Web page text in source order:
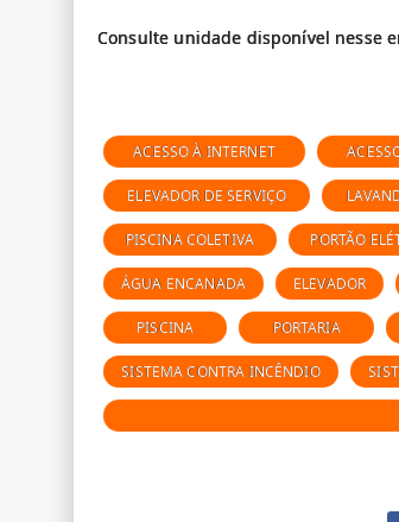
ACESSO À INTERNET
ELEVADOR DE SERVIÇO
PISCINA COLETIVA PORTÃO
ÁGUA ENCANADA ELEVADOR
PISCINA PORTARIA
SISTEMA CONTRA INCÊNDIO